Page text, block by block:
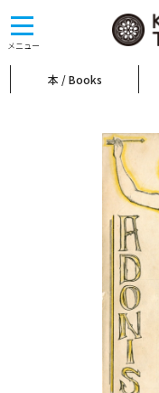
メニュー
toggle
navigation
本 / Books